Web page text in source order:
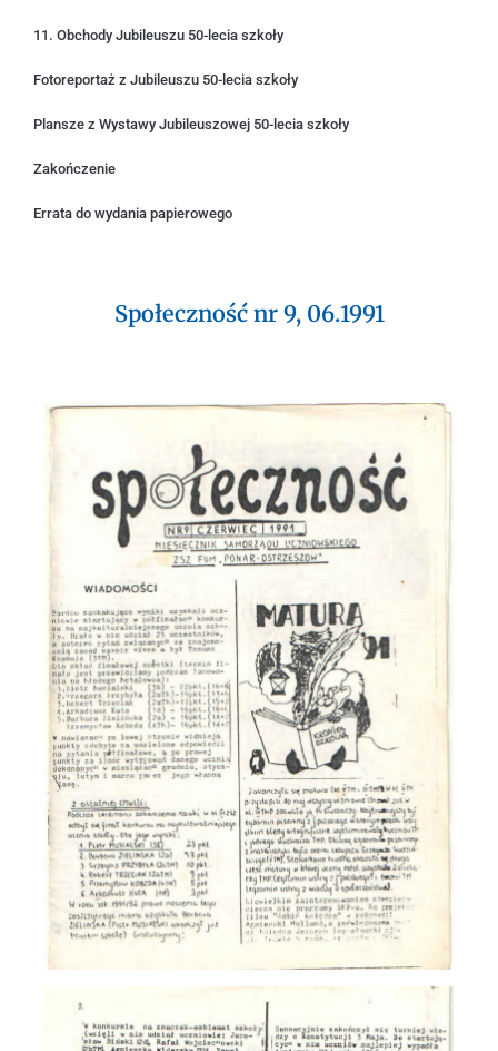
11. Obchody Jubileuszu 50-lecia szkoły
Fotoreportaż z Jubileuszu 50-lecia szkoły
Plansze z Wystawy Jubileuszowej 50-lecia szkoły
Zakończenie
Errata do wydania papierowego
Społeczność nr 9, 06.1991